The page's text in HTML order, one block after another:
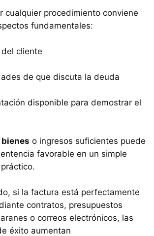
cualquier procedimiento conviene
fundamentales:
del cliente
de que discuta la deuda
disponible para demostrar el
o ingresos suficientes puede
favorable en un simple
si la factura está perfectamente
contratos, presupuestos
o correos electrónicos, las
éxito aumentan